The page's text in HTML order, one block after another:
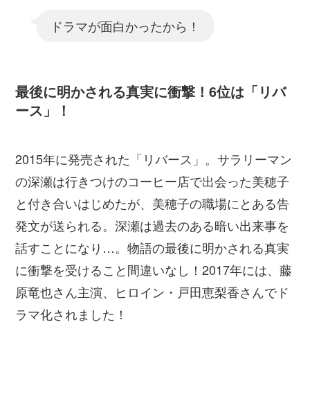
ドラマが面白かったから！
最後に明かされる真実に衝撃！6位は「リバ
ース」！
2015年に発売された「リバース」。サラリーマン
の深瀬は行きつけのコーヒー店で出会った美穂子
と付き合いはじめたが、美穂子の職場にとある告
発文が送られる。深瀬は過去のある暗い出来事を
話すことになり…。物語の最後に明かされる真実
に衝撃を受けること間違いなし！2017年には、藤
原竜也さん主演、ヒロイン・戸田恵梨香さんでド
ラマ化されました！